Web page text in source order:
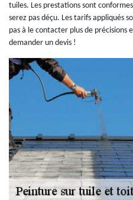
tuiles. Les prestations sont
serez pas déçu. Les tarifs appliqués
pas à le contacter plus de précisions
demander un devis !